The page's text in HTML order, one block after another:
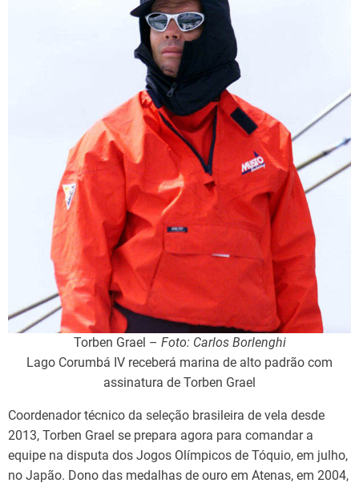
Torben Grael – Foto: Carlos Borlenghi
Lago Corumbá IV receberá marina de alto padrão com
assinatura de Torben Grael
Coordenador técnico da seleção brasileira de vela desde
2013, Torben Grael se prepara agora para comandar a
equipe na disputa dos Jogos Olímpicos de Tóquio, em julho,
no Japão. Dono das medalhas de ouro em Atenas, em 2004,